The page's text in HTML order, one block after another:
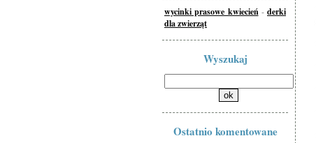
wycinki prasowe kwiecień - derki
dla zwierząt
Wyszukaj
Ostatnio komentowane